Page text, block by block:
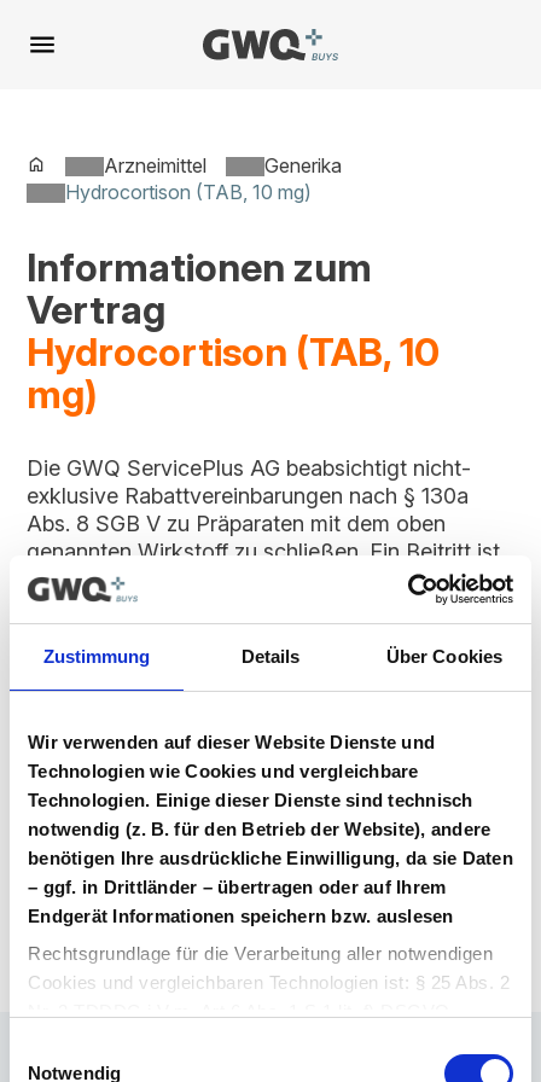
Zustimmung Details Über Cookies
Wir verwenden auf dieser Website Dienste und
Technologien wie Cookies und vergleichbare
Technologien. Einige dieser Dienste sind technisch
notwendig (z. B. für den Betrieb der Website), andere
benötigen Ihre ausdrückliche Einwilligung, da sie Daten
– ggf. in Drittländer – übertragen oder auf Ihrem
Endgerät Informationen speichern bzw. auslesen
Rechtsgrundlage für die Verarbeitung aller notwendigen
Cookies und vergleichbaren Technologien ist: § 25 Abs. 2
Rechtsgrundlage für die Verarbeitung aller weiteren
Notwendig
Spring
zu
Arzneimittel
Generika
Hydrocortison (TAB, 10 mg)
Informationen zum
Vertrag
Hydrocortison (TAB, 10
mg)
Die GWQ ServicePlus AG beabsichtigt nicht-
exklusive Rabattvereinbarungen nach § 130a
Abs. 8 SGB V zu Präparaten mit dem oben
genannten Wirkstoff zu schließen. Ein Beitritt ist
für alle Marktteilnehmer möglich, solange dieser
Vertrag im Vergabeportal gelistet ist.
Vertragsunterlagen
Vertragsunterlagen einzusehen und
herunterzuladen. Sie haben noch kein
Benutzerkonto? Dann können Sie sich hier
direkt registrieren.
Login Arzneimittel Konto erstellen